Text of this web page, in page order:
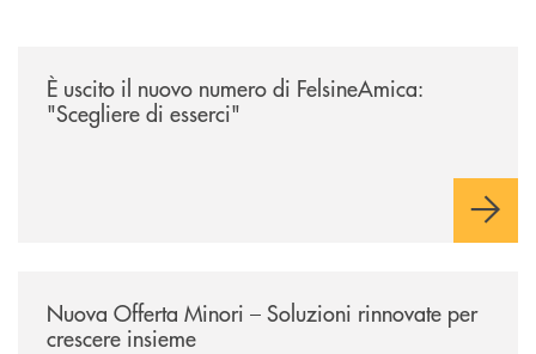
È uscito il nuovo numero di FelsineAmica:
"Scegliere di esserci"
Nuova Offerta Minori – Soluzioni rinnovate per
crescere insieme